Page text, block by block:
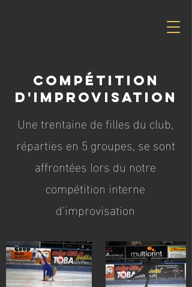
Compétition
d'improvisation
Une trentaine de filles du club,
réparties en 5 groupes, se sont
affrontées lors du notre
compétition interne
d'improvisation